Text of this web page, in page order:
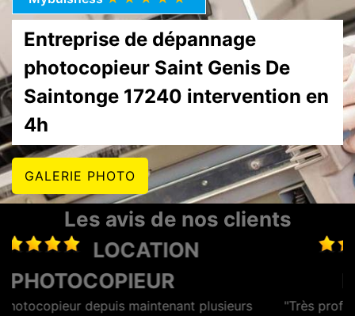
Entreprise de dépannage
photocopieur Saint Genis De
Saintonge 17240 intervention en
4h
GALERIE PHOTO
Les avis de nos clients
LOCATION
PHOTOCOPIEUR
"Très professionnel et à l'écoute du client. Des